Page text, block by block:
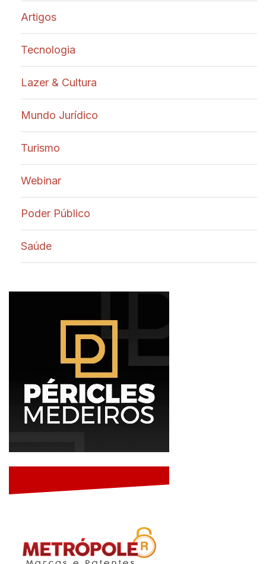
Artigos
Tecnologia
Lazer & Cultura
Mundo Jurídico
Turismo
Webinar
Poder Público
Saúde